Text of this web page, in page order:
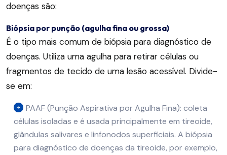
doenças são:
Biópsia por punção (agulha fina ou grossa)
É o tipo mais comum de biópsia para diagnóstico de
doenças. Utiliza uma agulha para retirar células ou
fragmentos de tecido de uma lesão acessível. Divide-
se em:
PAAF (Punção Aspirativa por Agulha Fina): coleta
células isoladas e é usada principalmente em tireoide,
glândulas salivares e linfonodos superficiais. A biópsia
para diagnóstico de doenças da tireoide, por exemplo,